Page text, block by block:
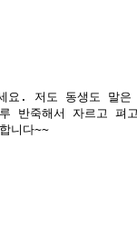
세요. 저도 동생도 말
반죽해서 자르고
니다~~